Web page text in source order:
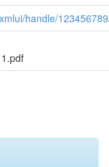
handle/